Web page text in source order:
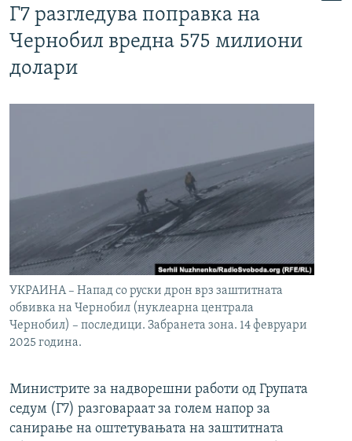
Г7 разгледува поправка на
Чернобил вредна 575 милиони
долари
УКРАИНА – Напад со руски дрон врз заштитната
обвивка на Чернобил (нуклеарна централа
Чернобил) – последици. Забранета зона. 14 февруари
2025 година.
Министрите за надворешни работи од Групата
седум (Г7) разговараат за голем напор за
санирање на оштетувањата на заштитната